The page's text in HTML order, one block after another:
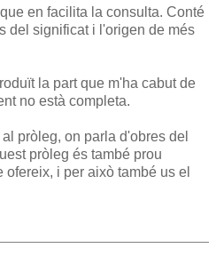
en facilita la consulta. Conté
del significat i l'origen de més
la part que m'ha cabut de
no està completa.
pròleg, on parla d'obres del
pròleg és també prou
i per això també us el